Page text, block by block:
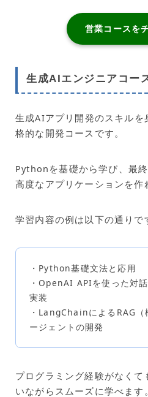
営業コースを
生成AIエンジニアコー
生成AIアプリ開発のスキルを
格的な開発コースです。
Pythonを基礎から学び、最
高度なアプリケーションを作
学習内容の例は以下の通りで
・Python基礎文法と応用
・OpenAI APIを使った対
実装
・LangChainによるRAG
ージェントの開発
プログラミング経験がなく
いながらスムーズに学べます。